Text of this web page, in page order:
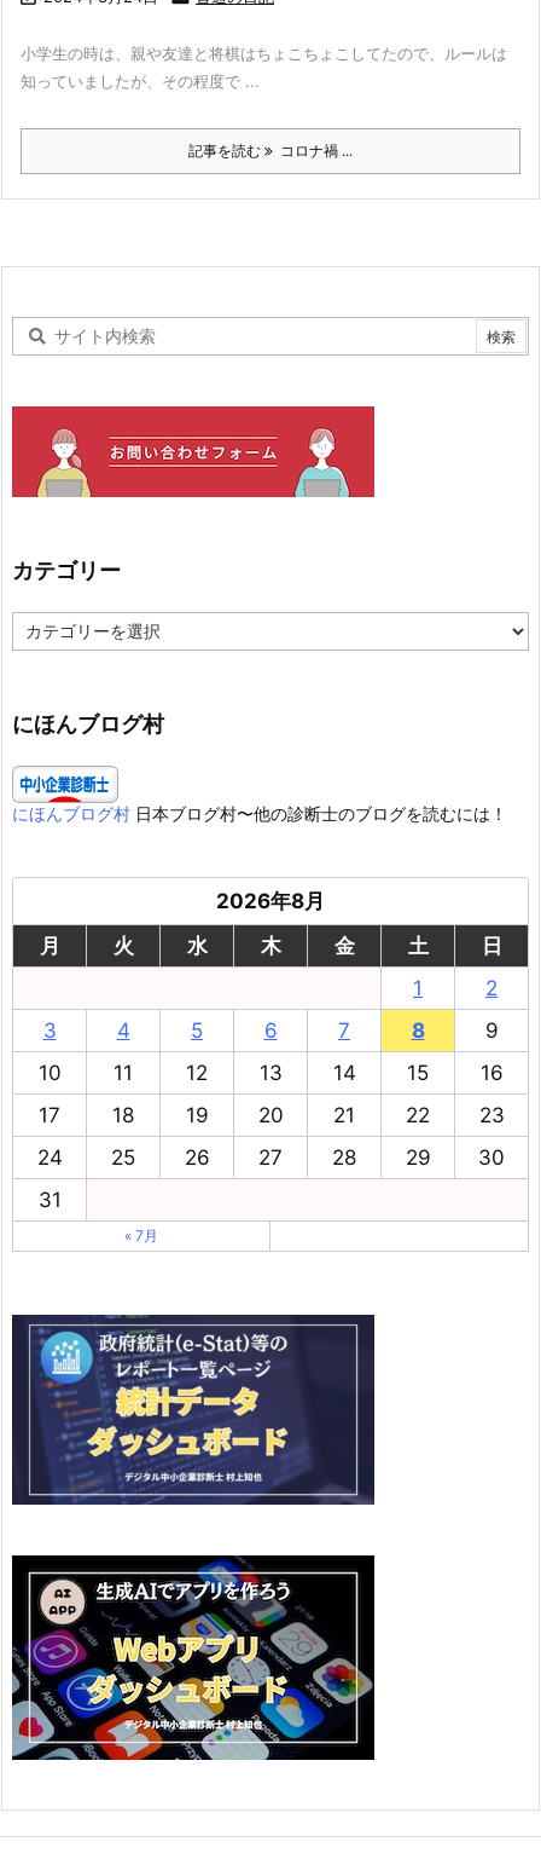
小学生の時は、親や友達と将棋はちょこちょこしてたので、ルールは
知っていましたが、その程度で ...
記事を読む コロナ禍 ...
カテゴリー
テ
ー
にほんブログ村
にほんブログ村 日本ブログ村〜他の診断士のブログを読むには！
2026年8月
月
火 水 木 金 土
日
1
2
3
4 5 6 7 8
9
10
11 12 13 14 15
16
17
18 19 20 21 22
23
24
25 26 27 28 29
30
31
« 7月